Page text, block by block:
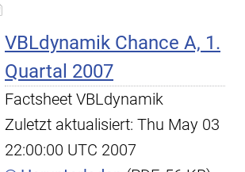
VBLdynamik Chance A, 1.
Quartal 2007
Factsheet VBLdynamik
Zuletzt aktualisiert: Thu May 03
22:00:00 UTC 2007